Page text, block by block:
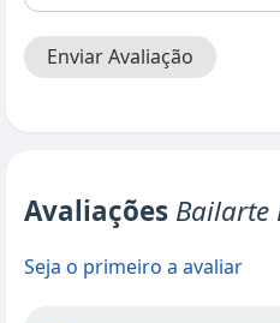
Enviar Avaliação
Avaliações Bailarte
Seja o primeiro a avaliar